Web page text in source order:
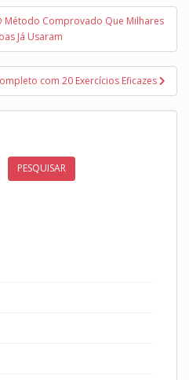
Método Comprovado Que Milhares
Já Usaram
com 20 Exercícios Eficazes
PESQUISAR